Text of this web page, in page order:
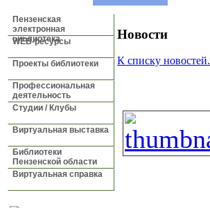
Пензенская
электронная
библиотека
WEB-ресурсы
Проекты библиотеки
Профессиональная
деятельность
Студии / Клубы
Виртуальная выставка
Библиотеки
Пензенской области
Виртуальная справка
Новости
К списку новостей.